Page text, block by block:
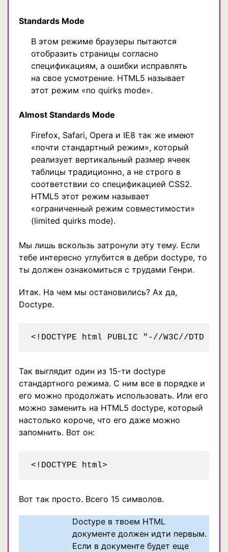
Standards Mode
В этом режиме браузеры пытаются
отобразить страницы согласно
спецификациям, а ошибки исправлять
на свое усмотрение. HTML5 называет
этот режим «no quirks mode».
Almost Standards Mode
Firefox, Safari, Opera и IE8 так же имеют
«почти стандартный режим», который
реализует вертикальный размер ячеек
таблицы традиционно, а не строго в
соответствии со спецификацией CSS2.
HTML5 этот режим называет
«ограниченный режим совместимости»
(limited quirks mode).
Мы лишь вскользь затронули эту тему. Если
тебе интересно углубится в дебри doctype, то
ты должен ознакомиться с трудами Генри.
Итак. На чем мы остановились? Ах да,
Doctype.
Так выглядит один из 15-ти doctype
стандартного режима. С ним все в порядке и
его можно продолжать использовать. Или его
можно заменить на HTML5 doctype, который
настолько короче, что его даже можно
запомнить. Вот он:
Вот так просто. Всего 15 символов.
Doctype в твоем HTML
документе должен идти первым.
Если в документе будет еще